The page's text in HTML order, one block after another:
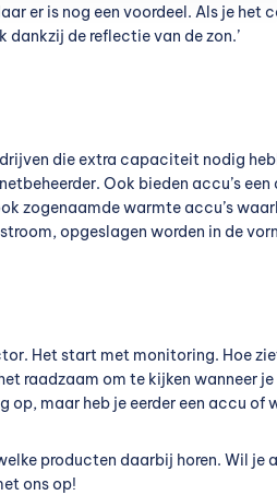
er is nog een voordeel. Als je het
dankzij de reflectie van de zon.’
die extra capaciteit nodig
Ook bieden accu’s
zogenaamde warmte accu’s
opgeslagen worden in de
Het start met monitoring. Hoe
raadzaam om te kijken wanneer je
op, maar heb je eerder een accu
producten daarbij horen. Wil je
ons op!